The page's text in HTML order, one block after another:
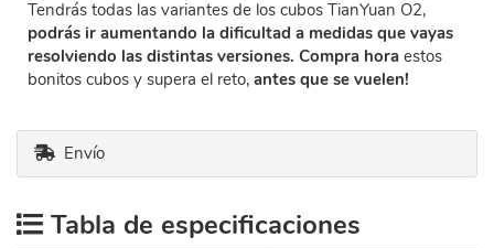
Tendrás todas las variantes de los cubos TianYuan O2,
podrás ir aumentando la dificultad a medidas que vayas
resolviendo las distintas versiones. Compra hora estos
bonitos cubos y supera el reto, antes que se vuelen!
Envío
Tabla de especificaciones